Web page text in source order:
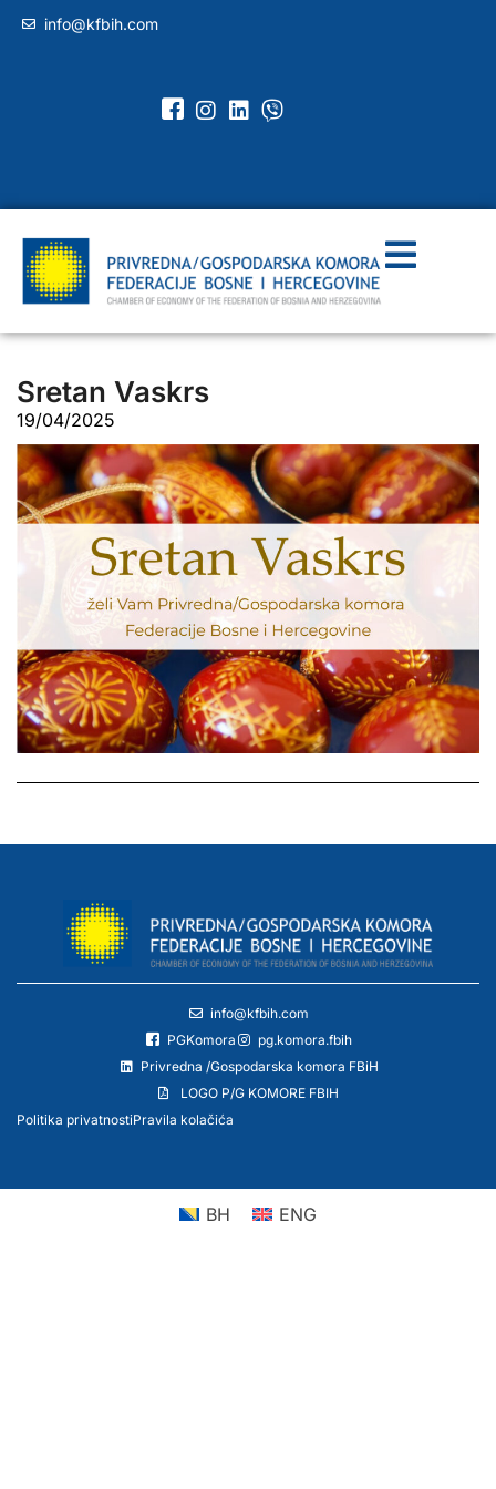
info@kfbih.com
Sretan Vaskrs
19/04/2025
info@kfbih.com
PGKomora
pg.komora.fbih
Privredna /Gospodarska komora FBiH
LOGO P/G KOMORE FBIH
Politika privatnostiPravila kolačića
BH ENG